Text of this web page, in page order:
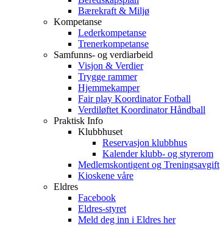
Bærekraft & Miljø
Kompetanse
Lederkompetanse
Trenerkompetanse
Samfunns- og verdiarbeid
Visjon & Verdier
Trygge rammer
Hjemmekamper
Fair play Koordinator Fotball
Verdiløftet Koordinator Håndball
Praktisk Info
Klubbhuset
Reservasjon klubbhus
Kalender klubb- og styrerom
Medlemskontigent og Treningsavgift
Kioskene våre
Eldres
Facebook
Eldres-styret
Meld deg inn i Eldres her